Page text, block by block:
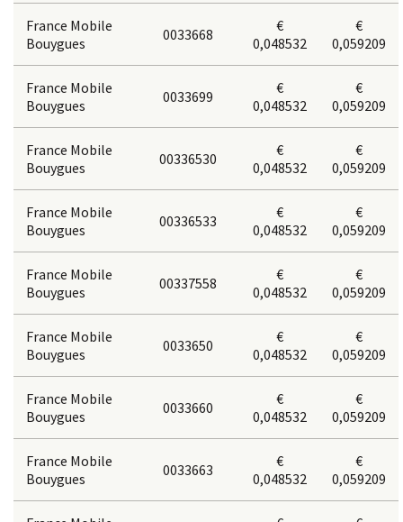
France Mobile
Bouygues
0033668
€
0,048532
€
0,059209
France Mobile
Bouygues
0033699
€
0,048532
€
0,059209
France Mobile
Bouygues
00336530
€
0,048532
€
0,059209
France Mobile
Bouygues
00336533
€
0,048532
€
0,059209
France Mobile
Bouygues
00337558
€
0,048532
€
0,059209
France Mobile
Bouygues
0033650
€
0,048532
€
0,059209
France Mobile
Bouygues
0033660
€
0,048532
€
0,059209
France Mobile
Bouygues
0033663
€
0,048532
€
0,059209